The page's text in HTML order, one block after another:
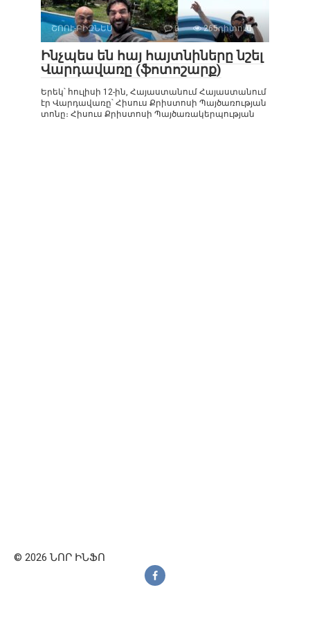
ՇՈՈՒ-ԲԻԶՆԵՍ 0 265դիտում
Ինչպես են հայ հայտնիները նշել
Վարդավառը (ֆոտոշարք)
Երեկ՝ հուլիսի 12-ին, Հայաստանում Հայաստանում
էր Վարդավառը՝ Հիսուս Քրիստոսի Պայծառության
տոնը։ Հիսուս Քրիստոսի Պայծառակերպության
© 2026 ՆՈՐ ԻՆՖՈ